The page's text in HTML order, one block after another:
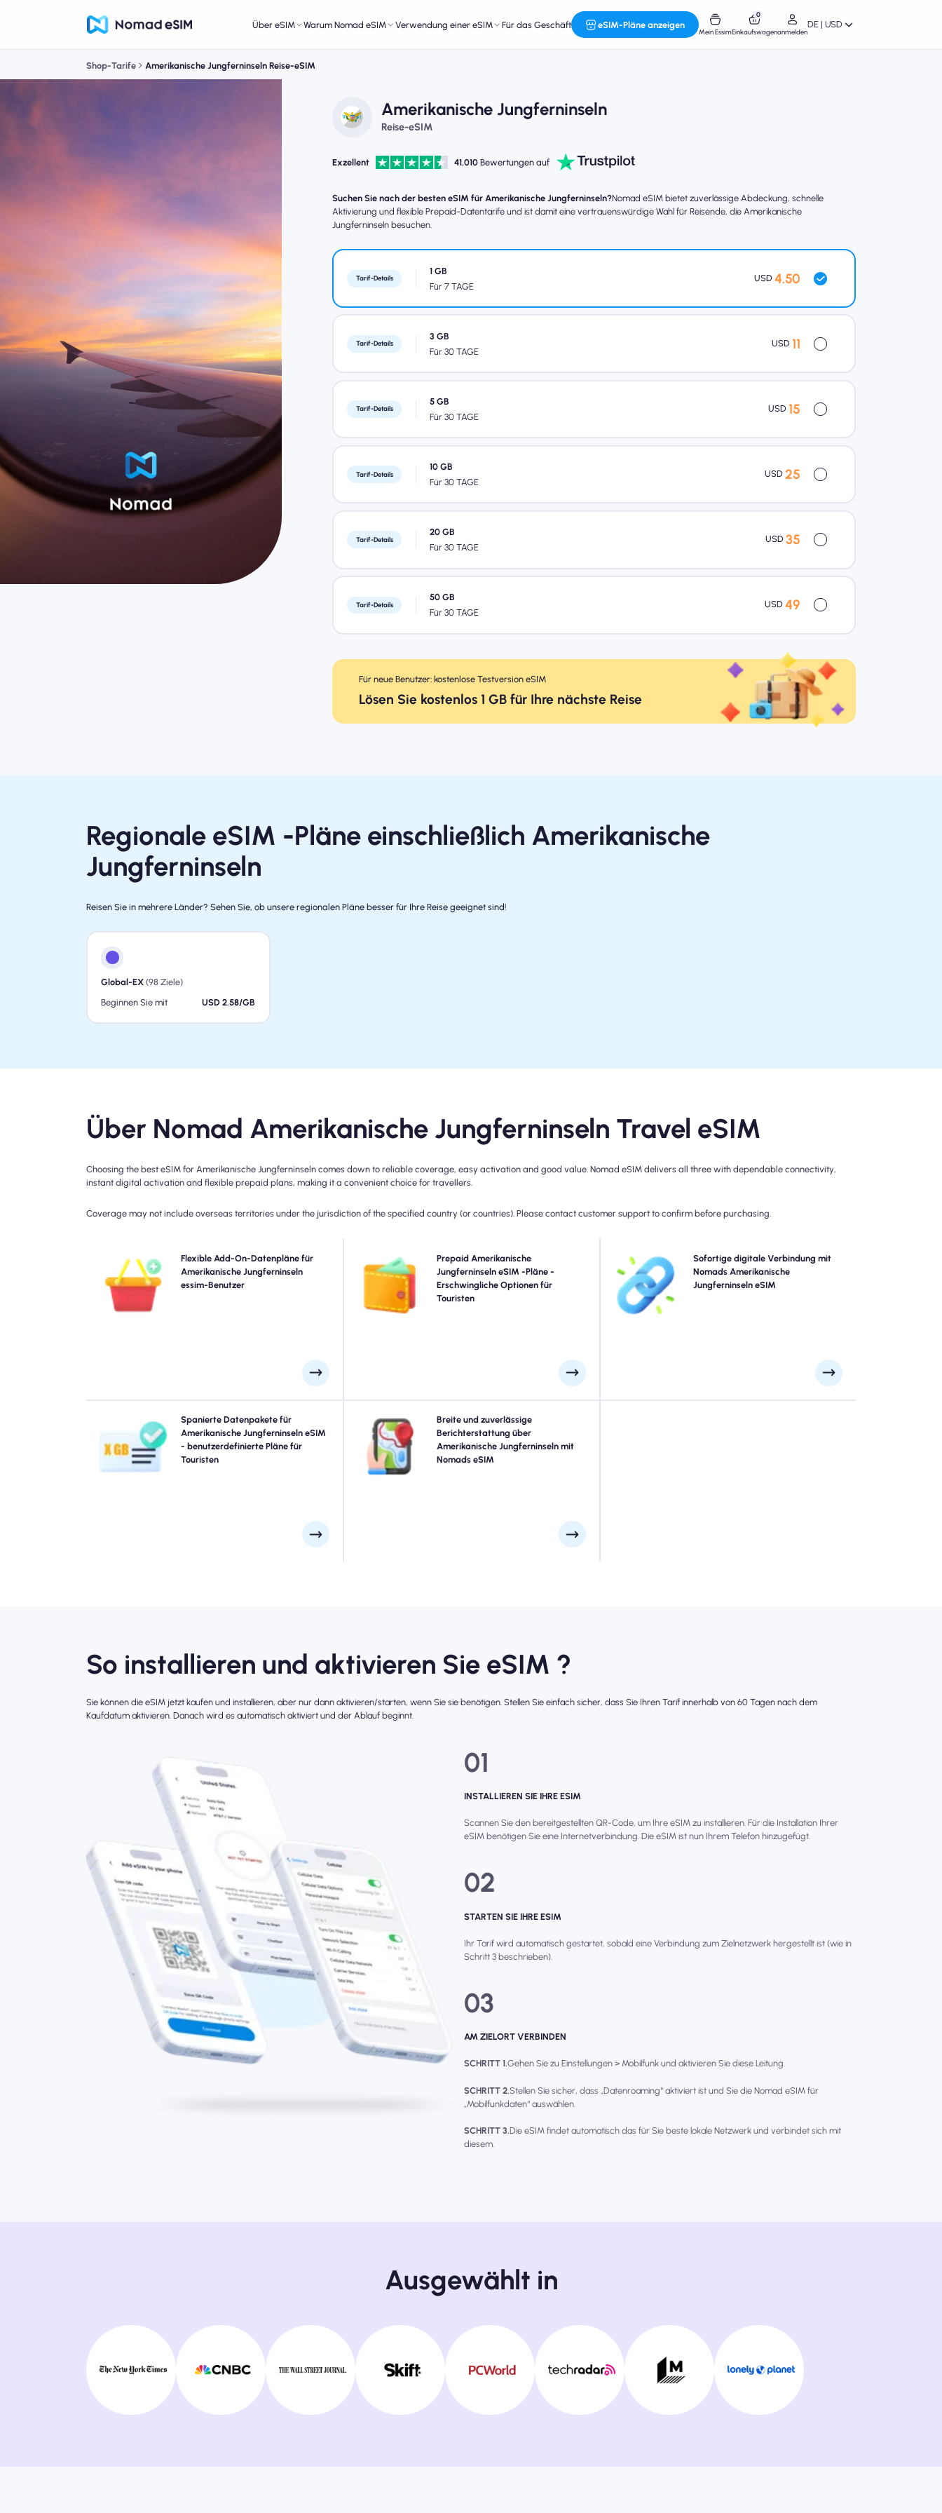
Über eSIM Warum Nomad eSIM Verwendung einer eSIM Für das Geschäft eSIM-Pläne anzeigen
Mein Essim
0
Einkaufswagenanmelden
DE | USD
Shop-Tarife Amerikanische Jungferninseln Reise-eSIM
Amerikanische Jungferninseln
Reise-eSIM
Exzellent 41,010 Bewertungen auf
Suchen Sie nach der besten eSIM für Amerikanische Jungferninseln?Nomad eSIM bietet zuverlässige Abdeckung, schnelle
Aktivierung und flexible Prepaid-Datentarife und ist damit eine vertrauenswürdige Wahl für Reisende, die Amerikanische
Jungferninseln besuchen.
Tarif-Details
1 GB
Für 7 TAGE
USD 4.50
Tarif-Details
3 GB
Für 30 TAGE
USD 11
Tarif-Details
5 GB
Für 30 TAGE
USD 15
Tarif-Details
10 GB
Für 30 TAGE
USD 25
Tarif-Details
20 GB
Für 30 TAGE
USD 35
Tarif-Details
50 GB
Für 30 TAGE
USD 49
Für neue Benutzer: kostenlose Testversion eSIM
Lösen Sie kostenlos 1 GB für Ihre nächste Reise
Regionale eSIM -Pläne einschließlich Amerikanische
Jungferninseln
Reisen Sie in mehrere Länder? Sehen Sie, ob unsere regionalen Pläne besser für Ihre Reise geeignet sind!
Global-EX (98 Ziele)
Beginnen Sie mit
USD 2.58/GB
Über Nomad Amerikanische Jungferninseln Travel eSIM
Choosing the best eSIM for Amerikanische Jungferninseln comes down to reliable coverage, easy activation and good value. Nomad eSIM delivers all three with dependable connectivity,
instant digital activation and flexible prepaid plans, making it a convenient choice for travellers.
Coverage may not include overseas territories under the jurisdiction of the specified country (or countries). Please contact customer support to confirm before purchasing.
Flexible Add-On-Datenpläne für
Amerikanische Jungferninseln
essim-Benutzer
Benötigen Sie mehr Daten oder erweitern Sie Ihren Plan?
Kaufen Sie einfach ein Add-On zu Ihrem Amerikanische
Jungferninseln eSIM, um weiterhin eine nahtlose 5G/4G-
Konnektivität zu genießen. Wenn Ihr Anfangsplan abläuft,
aktiviert Ihr Add-On automatisch, dass Sie ohne
Prepaid Amerikanische
Jungferninseln eSIM -Pläne -
Erschwingliche Optionen für
Touristen
Wählen Sie unsere Prepaid Amerikanische
Jungferninseln eSIM-Pläne für problemlose 4G/5G-
Konnektivität über. Bezahlen Sie im Voraus, um
Überraschungen nach dem Reisen zu vermeiden und die
vollständige Kontrolle über Ihre Datennutzung und Ihre
Sofortige digitale Verbindung mit
Nomads Amerikanische
Jungferninseln eSIM
Überspringen Sie die Warteschlangen und vergessen
Sie physische Sims. Aktivieren Sie Ihren Nomad
Amerikanische Jungferninseln eSIM sofort von Ihrem
Gerät für schnelle 4G/5G -Konnektivität. Gehen Sie
online, sobald Sie ohne Probleme oder Verzögerungen
Spanierte Datenpakete für
Amerikanische Jungferninseln eSIM
- benutzerdefinierte Pläne für
Touristen
Reisen zu Amerikanische Jungferninseln? Wählen Sie aus
unseren Amerikanische Jungferninseln eSIM -
Datenpaketen, die für jeden Bedarf entworfen wurden,
mit nahtloser 4G/5G -Konnektivität. Einige unserer eSIMS
erfordern eine manuelle Aktivierung. Bitte überprüfen Sie
Breite und zuverlässige
Berichterstattung über
Amerikanische Jungferninseln mit
Nomads eSIM
Erforschen Sie Amerikanische Jungferninseln mit
Vertrauen mit Nomads Amerikanische Jungferninseln
eSIM und bieten eine zuverlässige 4G/5G -Abdeckung in
den besten Attraktionen und Geschäftsvierteln der Stadt.
Bleib in Verbindung, egal wohin deine Reise dich führt.
So installieren und aktivieren Sie eSIM ?
Sie können die eSIM jetzt kaufen und installieren, aber nur dann aktivieren/starten, wenn Sie sie benötigen. Stellen Sie einfach sicher, dass Sie Ihren Tarif innerhalb von 60 Tagen nach dem
Kaufdatum aktivieren. Danach wird es automatisch aktiviert und der Ablauf beginnt.
01
INSTALLIEREN SIE IHRE ESIM
Scannen Sie den bereitgestellten QR-Code, um Ihre eSIM zu installieren. Für die Installation Ihrer
eSIM benötigen Sie eine Internetverbindung. Die eSIM ist nun Ihrem Telefon hinzugefügt.
02
STARTEN SIE IHRE ESIM
Ihr Tarif wird automatisch gestartet, sobald eine Verbindung zum Zielnetzwerk hergestellt ist (wie in
Schritt 3 beschrieben).
03
AM ZIELORT VERBINDEN
SCHRITT 1.Gehen Sie zu Einstellungen > Mobilfunk und aktivieren Sie diese Leitung.
SCHRITT 2.Stellen Sie sicher, dass „Datenroaming“ aktiviert ist und Sie die Nomad eSIM für
„Mobilfunkdaten“ auswählen.
SCHRITT 3.Die eSIM findet automatisch das für Sie beste lokale Netzwerk und verbindet sich mit
diesem.
Ausgewählt in